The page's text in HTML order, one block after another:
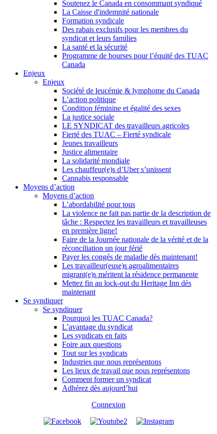
Soutenez le Canada en consommant syndiqué
La Caisse d'indemnité nationale
Formation syndicale
Des rabais exclusifs pour les membres du
syndicat et leurs families
La santé et la sécurité
Programme de bourses pour l’équité des TUAC
Canada
Enjeux
Enjeux
Société de leucémie & lymphome du Canada
L’action politique
Condition féminine et égalité des sexes
La justice sociale
LE SYNDICAT des travailleurs agricoles
Fierté des TUAC – Fierté syndicale
Jeunes travailleurs
Justice alimentaire
La solidarité mondiale
Les chauffeur(e)s d’Uber s’unissent
Cannabis responsable
Moyens d’action
Moyens d’action
L’abordabilité pour tous
La violence ne fait pas partie de la description de
tâche : Respectez les travailleurs et travailleuses
en première ligne!
Faire de la Journée nationale de la vérité et de la
réconciliation un jour férié
Payer les congés de maladie dès maintenant!
Les travailleur(euse)s agroalimentaires
migrant(e)s méritent la résidence permanente
Mettez fin au lock-out du Heritage Inn dès
maintenant
Se syndiquer
Se syndiquer
Pourquoi les TUAC Canada?
L’avantage du syndicat
Les syndicats en faits
Foire aux questions
Tout sur les syndicats
Industries que nous représentons
Les lieux de travail que nous représentons
Comment former un syndicat
Adhérez dès aujourd’hui
Connexion